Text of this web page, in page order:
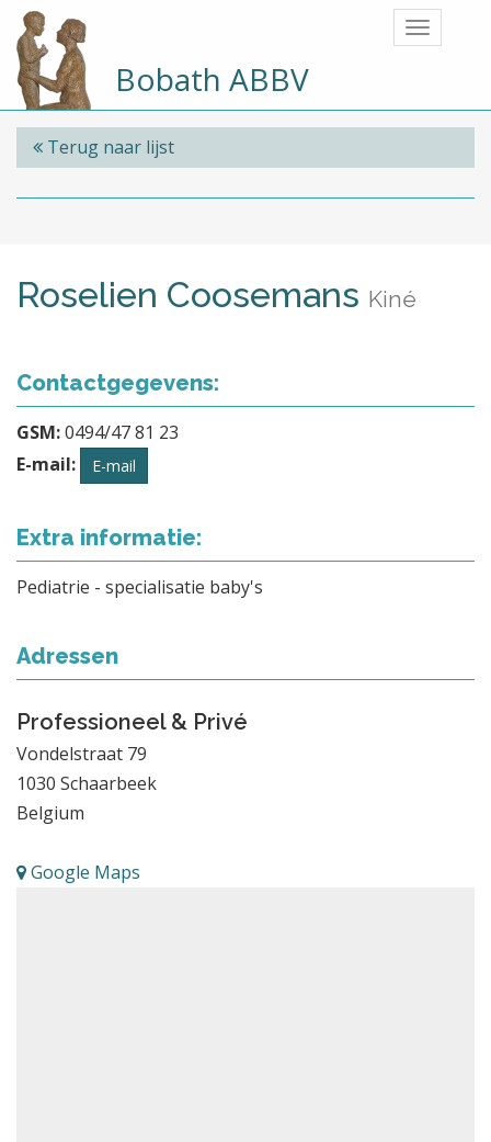
Bobath ABBV
Terug naar lijst
Roselien Coosemans Kiné
Contactgegevens:
GSM:0494/47 81 23
E-mail:
E-mail
Extra informatie:
Pediatrie - specialisatie baby's
Adressen
Professioneel & Privé
Vondelstraat 79
1030 Schaarbeek
Belgium
Google Maps